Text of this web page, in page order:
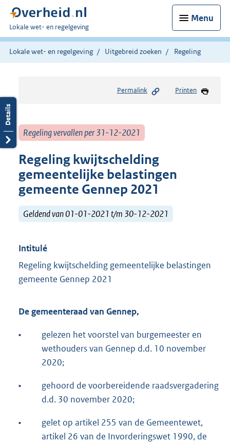
Menu
U
bent
hier:
Lokale wet- en regelgeving
Lokale wet- en regelgeving Uitgebreid zoeken Regeling
Permalink Printen
Regeling vervallen per 31-12-2021
Regeling kwijtschelding
gemeentelijke belastingen
gemeente Gennep 2021
Geldend van 01-01-2021 t/m 30-12-2021
Intitulé
Regeling kwijtschelding gemeentelijke belastingen
gemeente Gennep 2021
De gemeenteraad van Gennep,
•
gelezen het voorstel van burgemeester en
wethouders van Gennep d.d. 10 november
2020;
•
gehoord de voorbereidende raadsvergadering
d.d. 30 november 2020;
•
gelet op artikel 255 van de Gemeentewet,
artikel 26 van de Invorderingswet 1990, de